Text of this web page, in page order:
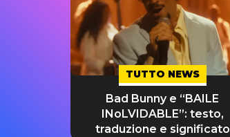
TUTTO NEWS
Bad Bunny e “BAILE
INoLVIDABLE”: testo,
traduzione e significato